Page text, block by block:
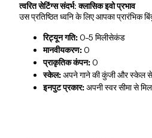
त्वरित सेटिंग्स संदर्भ: क्लासिक इवो प्रभाव
उस प्रतिष्ठित ध्वनि के लिए आपका प्रारंभिक
रिट्यून गति:0-5 मिलीसेकंड
मानवीयकरण:0
प्राकृतिक कंपन:0
स्केल:अपने गाने की कुंजी और स्केल से
इनपुट प्रकार:अपनी स्वर सीमा से